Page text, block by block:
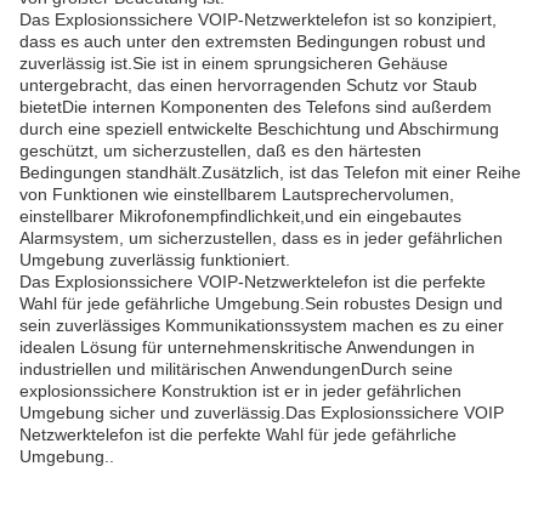
Das Explosionssichere VOIP-Netzwerktelefon ist so konzipiert,
dass es auch unter den extremsten Bedingungen robust und
zuverlässig ist.Sie ist in einem sprungsicheren Gehäuse
untergebracht, das einen hervorragenden Schutz vor Staub
bietetDie internen Komponenten des Telefons sind außerdem
durch eine speziell entwickelte Beschichtung und Abschirmung
geschützt, um sicherzustellen, daß es den härtesten
Bedingungen standhält.Zusätzlich, ist das Telefon mit einer Reihe
von Funktionen wie einstellbarem Lautsprechervolumen,
einstellbarer Mikrofonempfindlichkeit,und ein eingebautes
Alarmsystem, um sicherzustellen, dass es in jeder gefährlichen
Umgebung zuverlässig funktioniert.
Das Explosionssichere VOIP-Netzwerktelefon ist die perfekte
Wahl für jede gefährliche Umgebung.Sein robustes Design und
sein zuverlässiges Kommunikationssystem machen es zu einer
idealen Lösung für unternehmenskritische Anwendungen in
industriellen und militärischen AnwendungenDurch seine
explosionssichere Konstruktion ist er in jeder gefährlichen
Umgebung sicher und zuverlässig.Das Explosionssichere VOIP
Netzwerktelefon ist die perfekte Wahl für jede gefährliche
Umgebung..